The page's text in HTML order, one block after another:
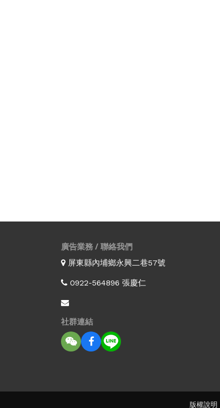
廣告業務 / 聯絡我們
屏東縣內埔鄉永興二巷57號
0922-564896 張慶仁
社群連結
版權說